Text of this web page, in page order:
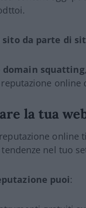
da parte di
domain squatting
online
la tua
online
nel tuo
puoi: